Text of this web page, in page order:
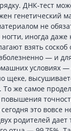
ДНК-тест
генетический
не
иногда
взять
— и
условиях
щеке,
же самое
это вовсе
родителей дает